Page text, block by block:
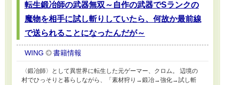
転生鍛冶師の武器無双～自作の武器でSランクの
魔物を相手に試し斬りしていたら、何故か最前線
で送られることになったんだが～
WING 書籍情報
〈鍛冶師〉として異世界に転生した元ゲーマー、クロム。 辺境の
村でひっそりと暮らしながら、「素材狩り→鍛冶→強化→試し斬